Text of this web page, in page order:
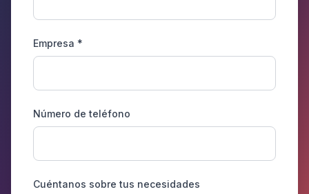
Empresa *
Número de teléfono
Cuéntanos sobre tus necesidades